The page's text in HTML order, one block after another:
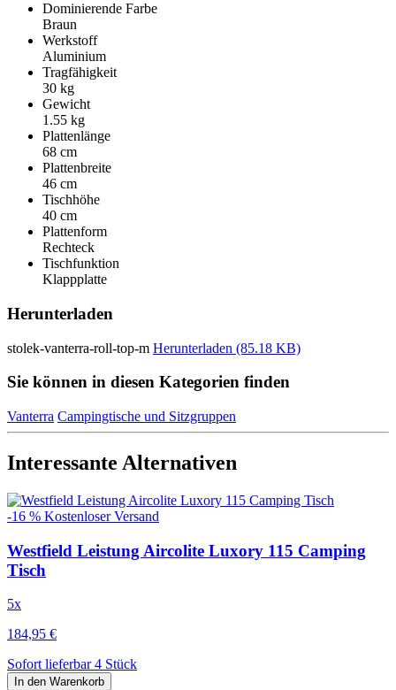
Dominierende Farbe
Braun
Werkstoff
Aluminium
Tragfähigkeit
30 kg
Gewicht
1.55 kg
Plattenlänge
68 cm
Plattenbreite
46 cm
Tischhöhe
40 cm
Plattenform
Rechteck
Tischfunktion
Klappplatte
Herunterladen
stolek-vanterra-roll-top-m Herunterladen (85.18 KB)
Sie können in diesen Kategorien finden
Vanterra Campingtische und Sitzgruppen
Interessante Alternativen
-16 % Kostenloser Versand
Westfield Leistung Aircolite Luxory 115 Camping
Tisch
5x
184,95 €
Sofort lieferbar 4 Stück
In den Warenkorb